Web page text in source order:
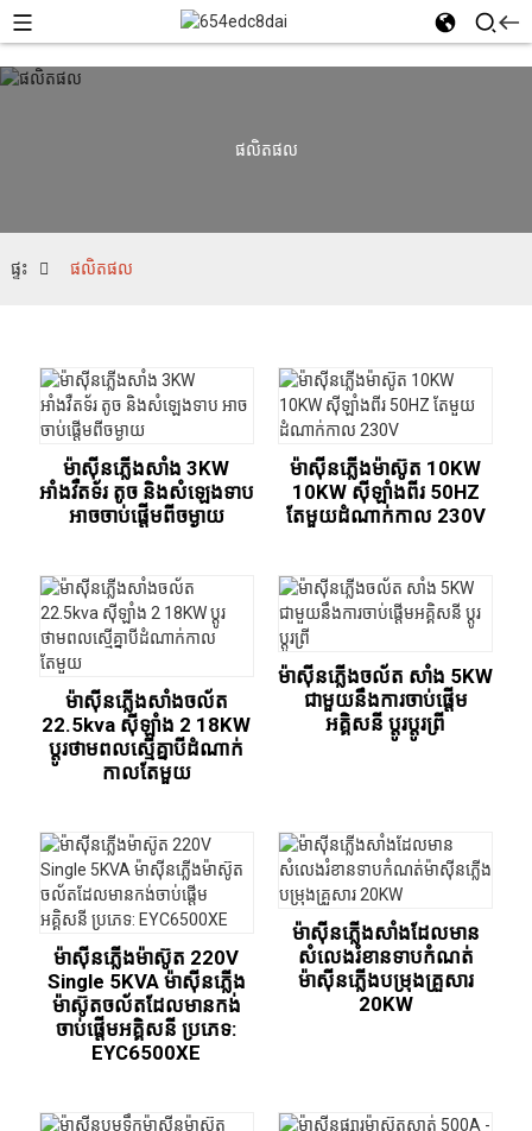
ផលិតផល
ផ្ទះ ផលិតផល
ម៉ាស៊ីនភ្លើងសាំង 3KW
អាំងវឺតទ័រ តូច និងសំឡេងទាប
អាចចាប់ផ្តើមពីចម្ងាយ
ម៉ាស៊ីនភ្លើងម៉ាស៊ូត 10KW
10KW ស៊ីឡាំងពីរ 50HZ
តែមួយដំណាក់កាល 230V
ម៉ាស៊ីនភ្លើងសាំងចល័ត
22.5kva ស៊ីឡាំង 2 18KW
ប្តូរថាមពលស្មើគ្នាបីដំណាក់
កាលតែមួយ
ម៉ាស៊ីនភ្លើងចល័ត សាំង 5KW
ជាមួយនឹងការចាប់ផ្តើម
អគ្គិសនី ប្តូរប្តូរព្រី
ម៉ាស៊ីនភ្លើងម៉ាស៊ូត 220V
Single 5KVA ម៉ាស៊ីនភ្លើង
ម៉ាស៊ូតចល័តដែលមានកង់
ចាប់ផ្តើមអគ្គិសនី ប្រភេទ:
EYC6500XE
ម៉ាស៊ីនភ្លើងសាំងដែលមាន
សំលេងរំខានទាបកំណត់
ម៉ាស៊ីនភ្លើងបម្រុងគ្រួសារ
20KW